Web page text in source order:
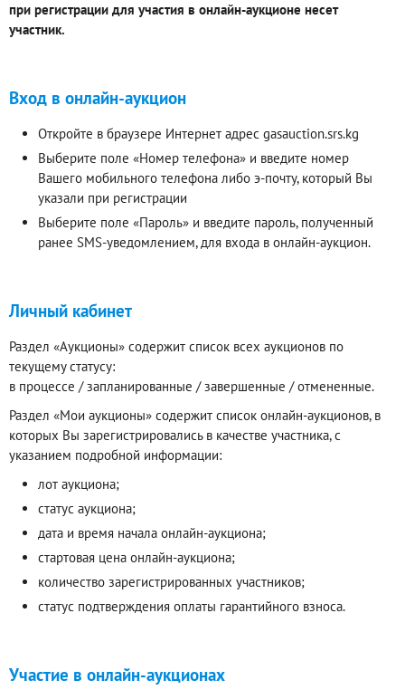
при регистрации для участия в онлайн-аукционе несет
участник.
Вход в онлайн-аукцион
Откройте в браузере Интернет адрес gasauction.srs.kg
Выберите поле «Номер телефона» и введите номер
Вашего мобильного телефона либо э-почту, который Вы
указали при регистрации
Выберите поле «Пароль» и введите пароль, полученный
ранее SMS-уведомлением, для входа в онлайн-аукцион.
Личный кабинет
Раздел «Аукционы» содержит список всех аукционов по
текущему статусу:
в процессе / запланированные / завершенные / отмененные.
Раздел «Мои аукционы» содержит список онлайн-аукционов, в
которых Вы зарегистрировались в качестве участника, с
указанием подробной информации:
лот аукциона;
статус аукциона;
дата и время начала онлайн-аукциона;
стартовая цена онлайн-аукциона;
количество зарегистрированных участников;
статус подтверждения оплаты гарантийного взноса.
Участие в онлайн-аукционах